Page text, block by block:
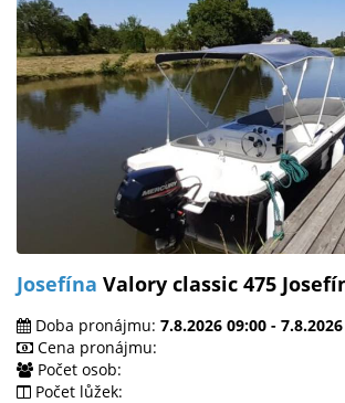
Josefína Valory classic 475
Doba pronájmu: 7.8.2026 09:00 -
Cena pronájmu:
Počet osob:
Počet lůžek: